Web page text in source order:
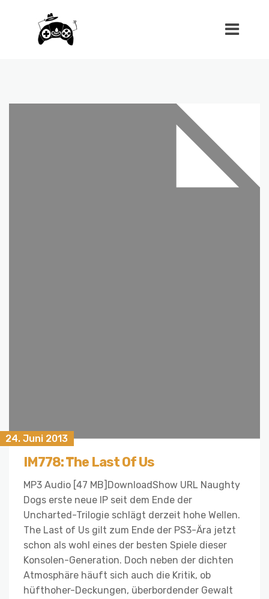
24. Juni 2013
IM778: The Last Of Us
MP3 Audio [47 MB]DownloadShow URL Naughty
Dogs erste neue IP seit dem Ende der
Uncharted-Trilogie schlägt derzeit hohe Wellen.
The Last of Us gilt zum Ende der PS3-Ära jetzt
schon als wohl eines der besten Spiele dieser
Konsolen-Generation. Doch neben der dichten
Atmosphäre häuft sich auch die Kritik, ob
hüfthoher-Deckungen, überbordender Gewalt